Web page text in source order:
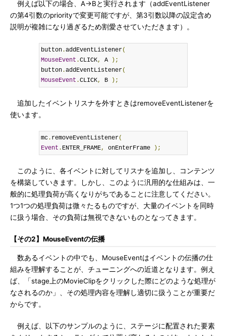
例えば以下の場合、A→Bと実行されます（addEventListener
の第4引数のpriorityで変更可能ですが、第3引数以降の設定含め
説明が複雑になり過ぎるため割愛させていただきます）。
button.addEventListener(
MouseEvent .CLICK, A
);
button.addEventListener(
MouseEvent .CLICK, B );
追加したイベントリスナを外すときはremoveEventListenerを
使います。
mc. removeEventListener(
Event . ENTER_FRAME, onEnterFrame );
このように、各イベントに対してリスナを追加し、コンテンツ
を構築していきます。しかし、このように汎用的な仕組みは、一
般的に処理負荷が高くなりがちであることに注意してください。
1つ1つの処理負荷は微々たるものですが、大量のイベントを同時
に扱う場合、その負荷は無視できないものとなってきます。
【その2】MouseEventの伝播
数あるイベントの中でも、MouseEventはイベントの伝播の仕
組みを理解することが、チューニングへの近道となります。例え
ば、「stage上のMovieClipをクリックした際にどのような処理が
なされるのか」、その処理内容を理解し適切に扱うことが重要だ
からです。
例えば、以下のサンプルのように、ステージに配置された要素